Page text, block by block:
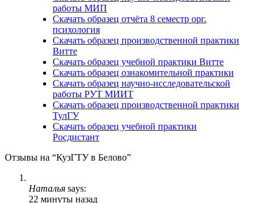
работы МИП
Скачать образец отчёта 8 семестр орг.
психология
Скачать образец производственной практики
Витте
Скачать образец учебной практики Витте
Скачать образец ознакомительной практики
Скачать образец научно-исследовательской
работы РУТ МИИТ
Скачать образец производственной практики
ТулГУ
Скачать образец учебной практики
Росдистант
Отзывы на “КузГТУ в Белово”
Наталья says:
22 минуты назад